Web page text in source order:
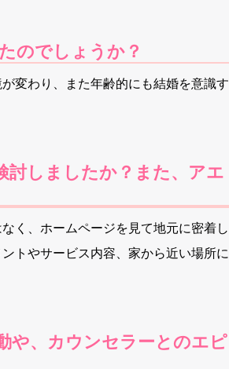
のでしょうか？
変わり、また年齢的にも結婚を意識す
討しましたか？また、アエ
く、ホームページを見て地元に密着し
トやサービス内容、家から近い場所に
や、カウンセラーとのエピ